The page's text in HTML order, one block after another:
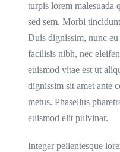
turpis lorem malesuada
sed sem. Morbi
Duis dignissim, nunc
facilisis nibh, nec
euismod vitae est ut
dignissim sit amet ante
metus. Phasellus
euismod elit pulvinar.
Integer pellentesque